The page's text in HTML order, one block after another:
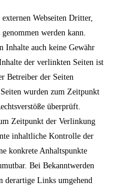
Webseiten Dritter,
werden kann.
Inhalte auch keine Gewähr
der verlinkten Seiten ist
Betreiber der Seiten
wurden zum Zeitpunkt
überprüft.
Zeitpunkt der Verlinkung
inhaltliche Kontrolle der
konkrete Anhaltspunkte
Bei Bekanntwerden
derartige Links umgehend